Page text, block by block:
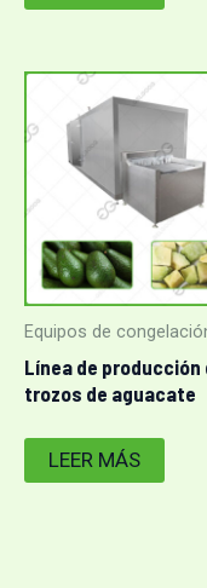
Equipos de
Línea de producción
trozos de aguacate
congelación
LEER MÁS